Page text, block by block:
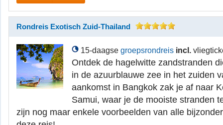
Rondreis Exotisch Zuid-Thailand
15-daagse groepsrondreis incl.
Ontdek de hagelwitte zandstranden
in de azuurblauwe zee in het zuiden
aankomst in Bangkok zak je af naar
Samui, waar je de mooiste stranden
zijn nog maar enkele voorbeelden van alle